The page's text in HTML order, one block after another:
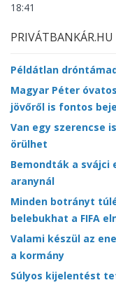
18:41
Példátlan
Magyar Péter
jövőről is fontos
Van egy szerencse
örülhet
Bemondták a
aranynál
Minden botrányt
belebukhat a FIFA
Valami készül az
a kormány
Súlyos kijelentést